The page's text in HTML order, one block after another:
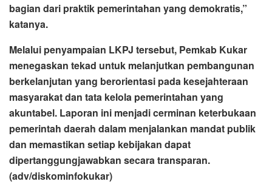
bagian dari praktik pemerintahan yang demokratis,”
katanya.
Melalui penyampaian LKPJ tersebut, Pemkab Kukar
menegaskan tekad untuk melanjutkan pembangunan
berkelanjutan yang berorientasi pada kesejahteraan
masyarakat dan tata kelola pemerintahan yang
akuntabel. Laporan ini menjadi cerminan keterbukaan
pemerintah daerah dalam menjalankan mandat publik
dan memastikan setiap kebijakan dapat
dipertanggungjawabkan secara transparan.
(adv/diskominfokukar)